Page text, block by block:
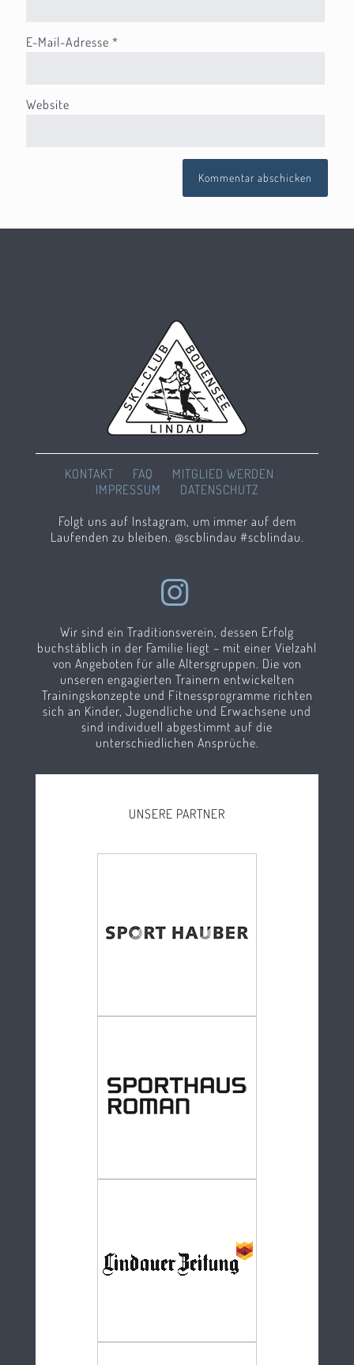
E-Mail-Adresse *
Website
KONTAKT FAQ
MITGLIED WERDEN
IMPRESSUM
DATENSCHUTZ
Folgt uns auf Instagram, um immer auf dem
Laufenden zu bleiben. @scblindau #scblindau.
Wir sind ein Traditionsverein, dessen Erfolg
buchstäblich in der Familie liegt – mit einer Vielzahl
von Angeboten für alle Altersgruppen. Die von
unseren engagierten Trainern entwickelten
Trainingskonzepte und Fitnessprogramme richten
sich an Kinder, Jugendliche und Erwachsene und
sind individuell abgestimmt auf die
unterschiedlichen Ansprüche.
UNSERE PARTNER